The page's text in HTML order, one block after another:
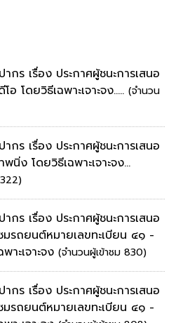
กร เรื่อง ประกาศผู้ชนะการเสนอ
อ โดยวิธีเฉพาะเจาะจง..... (จำนวน
กร เรื่อง ประกาศผู้ชนะการเสนอ
นิ่ง โดยวิธีเฉพาะเจาะจง...
กร เรื่อง ประกาศผู้ชนะการเสนอ
มรถยนต์หมายเลขทะเบียน ๔๑ -
าะเจาะจง (จำนวนผู้เข้าชม 830)
กร เรื่อง ประกาศผู้ชนะการเสนอ
มรถยนต์หมายเลขทะเบียน ๔๑ -